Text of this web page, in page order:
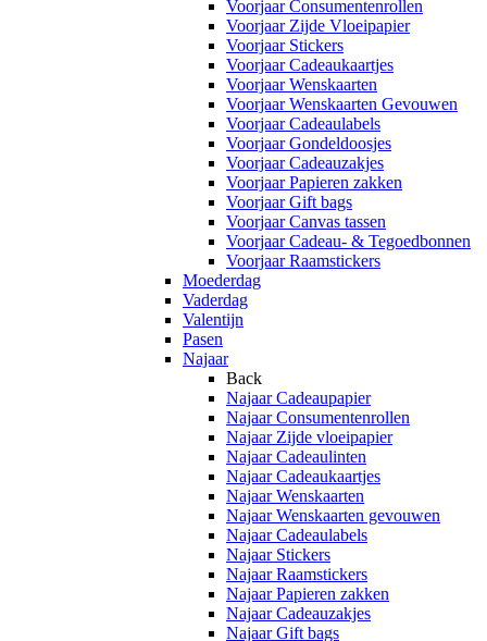
Voorjaar Consumentenrollen
Voorjaar Zijde Vloeipapier
Voorjaar Stickers
Voorjaar Cadeaukaartjes
Voorjaar Wenskaarten
Voorjaar Wenskaarten Gevouwen
Voorjaar Cadeaulabels
Voorjaar Gondeldoosjes
Voorjaar Cadeauzakjes
Voorjaar Papieren zakken
Voorjaar Gift bags
Voorjaar Canvas tassen
Voorjaar Cadeau- & Tegoedbonnen
Voorjaar Raamstickers
Moederdag
Vaderdag
Valentijn
Pasen
Najaar
Back
Najaar Cadeaupapier
Najaar Consumentenrollen
Najaar Zijde vloeipapier
Najaar Cadeaulinten
Najaar Cadeaukaartjes
Najaar Wenskaarten
Najaar Wenskaarten gevouwen
Najaar Cadeaulabels
Najaar Stickers
Najaar Raamstickers
Najaar Papieren zakken
Najaar Cadeauzakjes
Najaar Gift bags